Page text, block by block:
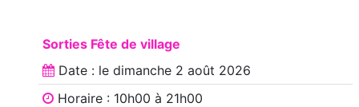
Sorties Fête de village
Date : le dimanche 2 août 2026
Horaire : 10h00 à 21h00